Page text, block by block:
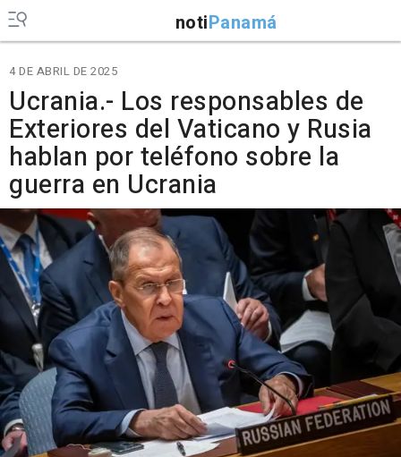
notiPanamá
4 DE ABRIL DE 2025
Ucrania.- Los responsables de
Exteriores del Vaticano y Rusia
hablan por teléfono sobre la
guerra en Ucrania